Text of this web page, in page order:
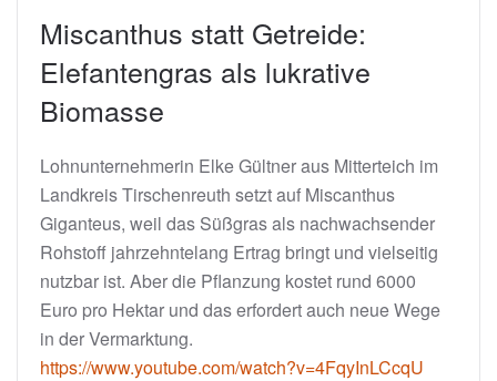
Miscanthus statt Getreide:
Elefantengras als lukrative
Biomasse
Lohnunternehmerin Elke Gültner aus Mitterteich im
Landkreis Tirschenreuth setzt auf Miscanthus
Giganteus, weil das Süßgras als nachwachsender
Rohstoff jahrzehntelang Ertrag bringt und vielseitig
nutzbar ist. Aber die Pflanzung kostet rund 6000
Euro pro Hektar und das erfordert auch neue Wege
in der Vermarktung.
https://www.youtube.com/watch?v=4FqyInLCcqU